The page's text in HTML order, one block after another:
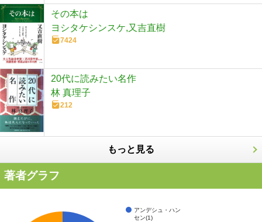
その本は
ヨシタケシンスケ,又吉直樹
7424
20代に読みたい名作
林 真理子
212
もっと見る
著者グラフ
アンデシュ・ハン
セン(1)